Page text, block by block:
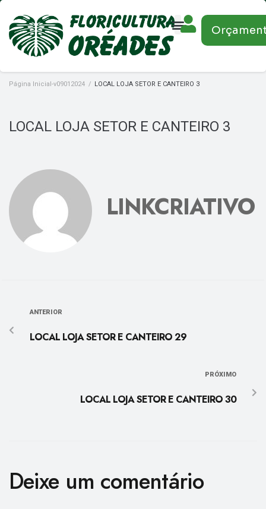
Página Inicial-v09012024 / LOCAL LOJA SETOR E CANTEIRO 3
LOCAL LOJA SETOR E CANTEIRO 3
LINKCRIATIVO
ANTERIOR
LOCAL LOJA SETOR E CANTEIRO 29
PRÓXIMO
LOCAL LOJA SETOR E CANTEIRO 30
Deixe um comentário